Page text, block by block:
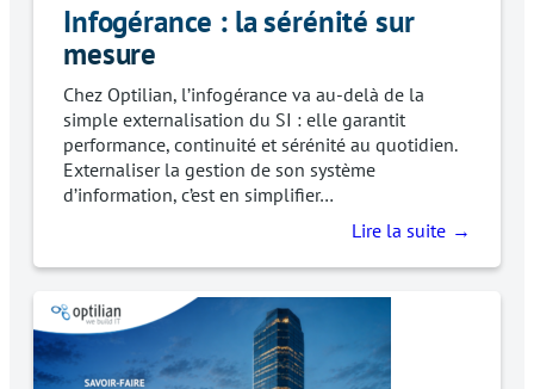
Infogérance : la sérénité sur
mesure
Chez Optilian, l’infogérance va au-delà de la
simple externalisation du SI : elle garantit
performance, continuité et sérénité au quotidien.
Externaliser la gestion de son système
d’information, c’est en simplifier…
Lire la suite